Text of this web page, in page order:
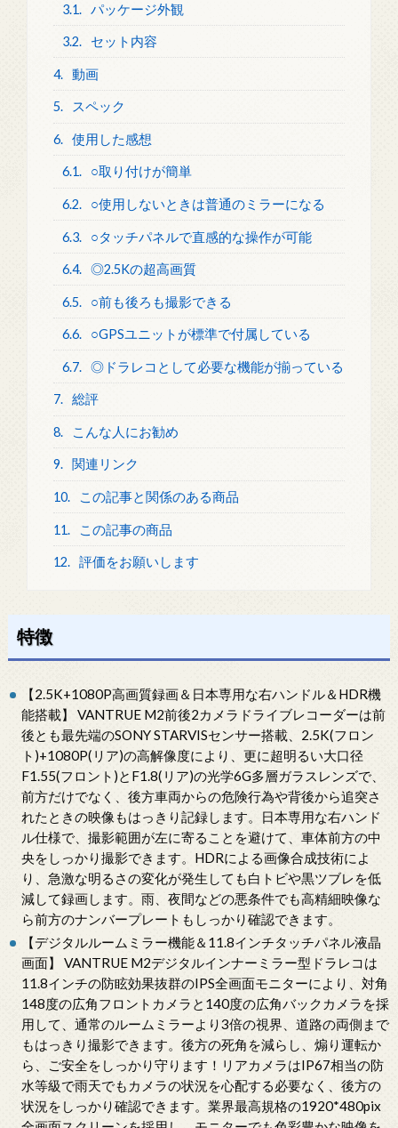
3.1. パッケージ外観
3.2. セット内容
4. 動画
5. スペック
6. 使用した感想
6.1. ○取り付けが簡単
6.2. ○使用しないときは普通のミラーになる
6.3. ○タッチパネルで直感的な操作が可能
6.4. ◎2.5Kの超高画質
6.5. ○前も後ろも撮影できる
6.6. ○GPSユニットが標準で付属している
6.7. ◎ドラレコとして必要な機能が揃っている
7. 総評
8. こんな人にお勧め
9. 関連リンク
10. この記事と関係のある商品
11. この記事の商品
12. 評価をお願いします
特徴
【2.5K+1080P高画質録画＆日本専用な右ハンドル＆HDR機
能搭載】 VANTRUE M2前後2カメラドライブレコーダーは前
後とも最先端のSONY STARVISセンサー搭載、2.5K(フロン
ト)+1080P(リア)の高解像度により、更に超明るい大口径
F1.55(フロント)とF1.8(リア)の光学6G多層ガラスレンズで、
前方だけでなく、後方車両からの危険行為や背後から追突さ
れたときの映像もはっきり記録します。日本専用な右ハンド
ル仕様で、撮影範囲が左に寄ることを避けて、車体前方の中
央をしっかり撮影できます。HDRによる画像合成技術によ
り、急激な明るさの変化が発生しても白トビや黒ツブレを低
減して録画します。雨、夜間などの悪条件でも高精細映像な
ら前方のナンバープレートもしっかり確認できます。
【デジタルルームミラー機能＆11.8インチタッチパネル液晶
画面】 VANTRUE M2デジタルインナーミラー型ドラレコは
11.8インチの防眩効果抜群のIPS全画面モニターにより、対角
148度の広角フロントカメラと140度の広角バックカメラを採
用して、通常のルームミラーより3倍の視界、道路の両側まで
もはっきり撮影できます。後方の死角を減らし、煽り運転か
ら、ご安全をしっかり守ります！リアカメラはIP67相当の防
水等級で雨天でもカメラの状況を心配する必要なく、後方の
状況をしっかり確認できます。業界最高規格の1920*480pix